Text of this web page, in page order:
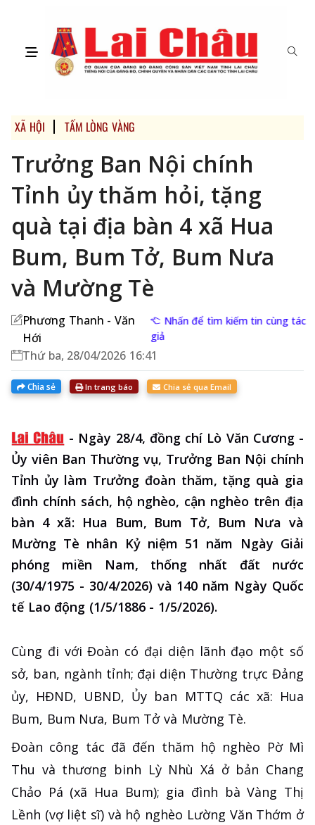
XÃ HỘI TẤM LÒNG VÀNG
Trưởng Ban Nội chính
Tỉnh ủy thăm hỏi, tặng
quà tại địa bàn 4 xã Hua
Bum, Bum Tở, Bum Nưa
và Mường Tè
Phương Thanh - Văn
Hới
Nhấn để tìm kiếm tin cùng tác
giả
Thứ ba, 28/04/2026 16:41
Chia sẻ In trang báo Chia sẻ qua Email
- Ngày 28/4, đồng chí Lò Văn Cương -
Ủy viên Ban Thường vụ, Trưởng Ban Nội chính
Tỉnh ủy làm Trưởng đoàn thăm, tặng quà gia
đình chính sách, hộ nghèo, cận nghèo trên địa
bàn 4 xã: Hua Bum, Bum Tở, Bum Nưa và
Mường Tè nhân Kỷ niệm 51 năm Ngày Giải
phóng miền Nam, thống nhất đất nước
(30/4/1975 - 30/4/2026) và 140 năm Ngày Quốc
tế Lao động (1/5/1886 - 1/5/2026).
Cùng đi với Đoàn có đại diện lãnh đạo một số
sở, ban, ngành tỉnh; đại diện Thường trực Đảng
ủy, HĐND, UBND, Ủy ban MTTQ các xã: Hua
Bum, Bum Nưa, Bum Tở và Mường Tè.
Đoàn công tác đã đến thăm hộ nghèo Pờ Mì
Thu và thương binh Lỳ Nhù Xá ở bản Chang
Chảo Pá (xã Hua Bum); gia đình bà Vàng Thị
Lềnh (vợ liệt sĩ) và hộ nghèo Lường Văn Thớm ở